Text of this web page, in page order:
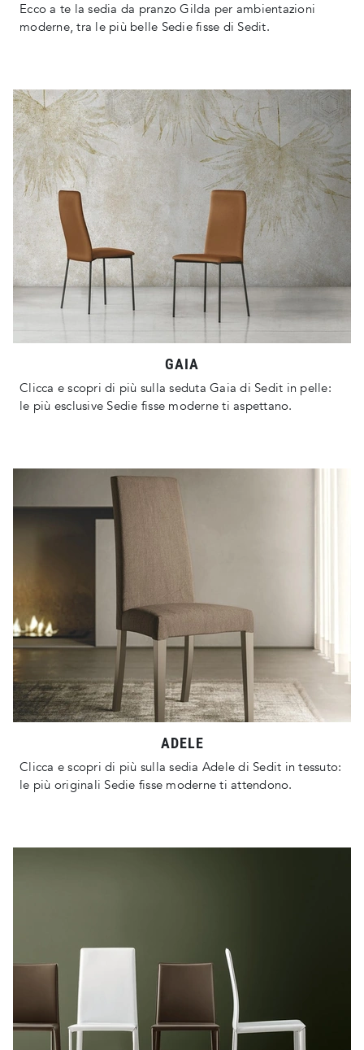
Ecco a te la sedia da pranzo Gilda per ambientazioni
moderne, tra le più belle Sedie fisse di Sedit.
GAIA
Clicca e scopri di più sulla seduta Gaia di Sedit in pelle:
le più esclusive Sedie fisse moderne ti aspettano.
ADELE
Clicca e scopri di più sulla sedia Adele di Sedit in tessuto:
le più originali Sedie fisse moderne ti attendono.